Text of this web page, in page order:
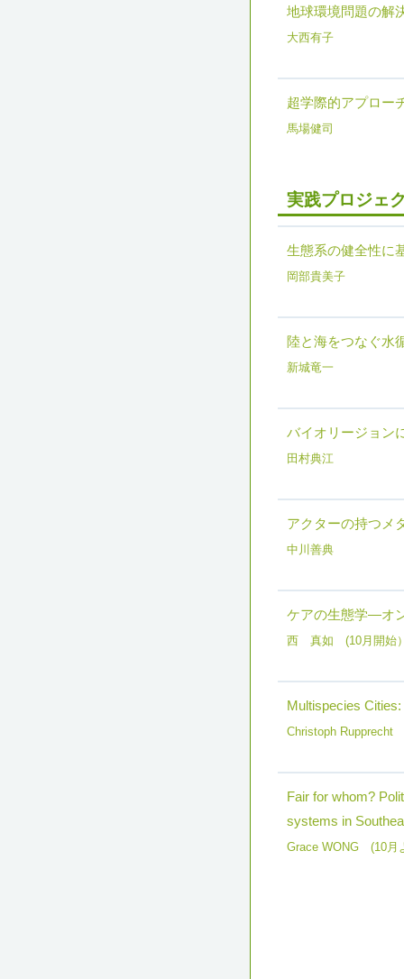
地球環境問題の解
大西有子
超学際的アプロー
馬場健司
実践プロジェ
生態系の健全性に
岡部貴美子
陸と海をつなぐ水
新城竜一
バイオリージョン
田村典江
アクターの持つメ
中川善典
ケアの生態学―オ
西 真如 (10月開始
Multispecies
Christoph Rupprecht
Fair for whom?
systems in
Grace WONG (10月